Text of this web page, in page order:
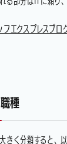
フエクスプレスブロ
種
きく分類すると、